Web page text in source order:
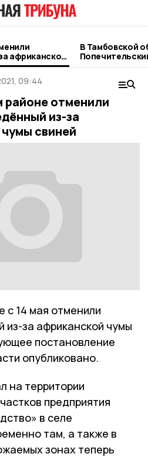
африканской
В Тамбовской
РВИО
09:44
районе отменили
из-за
свиней
с 14 мая отменили
из-за африканской чумы
постановление
опубликовано.
на территории
предприятия
в селе
там, а также в
зонах теперь